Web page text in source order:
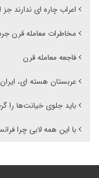
اعراب چاره ای ندارند جز این که
مخاطرات معامله قرن
فاجعه معامله قرن
عربستان هسته ای،
باید جلوی خیانت‌ها را
با این همه لابی چرا